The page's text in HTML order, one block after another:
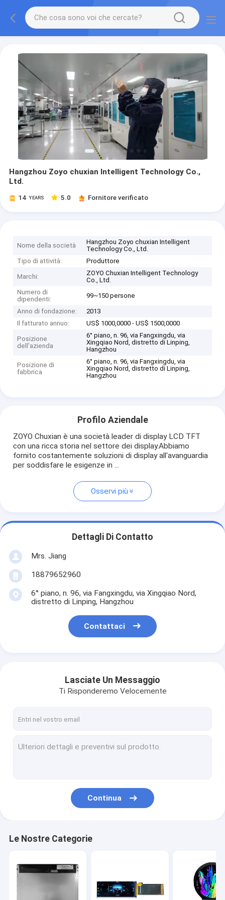
Hangzhou Zoyo chuxian Intelligent Technology Co.,
Ltd.
14 YEARS 5.0 Fornitore verificato
Nome della società
Hangzhou Zoyo chuxian Intelligent
Technology Co., Ltd.
Tipo di attività:
Produttore
Marchi:
ZOYO Chuxian Intelligent Technology
Co., Ltd.
Numero di
dipendenti:
99~150 persone
Anno di fondazione:
2013
Il fatturato annuo:
US$ 1000,0000 - US$ 1500,0000
Posizione
dell'azienda
6° piano, n. 96, via Fangxingdu, via
Xingqiao Nord, distretto di Linping,
Hangzhou
Posizione di
fabbrica
6° piano, n. 96, via Fangxingdu, via
Xingqiao Nord, distretto di Linping,
Hangzhou
Profilo Aziendale
ZOYO Chuxian è una società leader di display LCD TFT
con una ricca storia nel settore dei display.Abbiamo
fornito costantemente soluzioni di display all'avanguardia
per soddisfare le esigenze in ...
Osservi più
Dettagli Di Contatto
Mrs. Jiang
18879652960
6° piano, n. 96, via Fangxingdu, via Xingqiao Nord,
distretto di Linping, Hangzhou
Contattaci
Lasciate Un Messaggio
Ti Risponderemo Velocemente
Continua
Le Nostre Categorie